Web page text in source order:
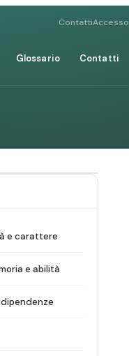
ContattiAccesso
Glossario Contatti
e carattere
e abilità